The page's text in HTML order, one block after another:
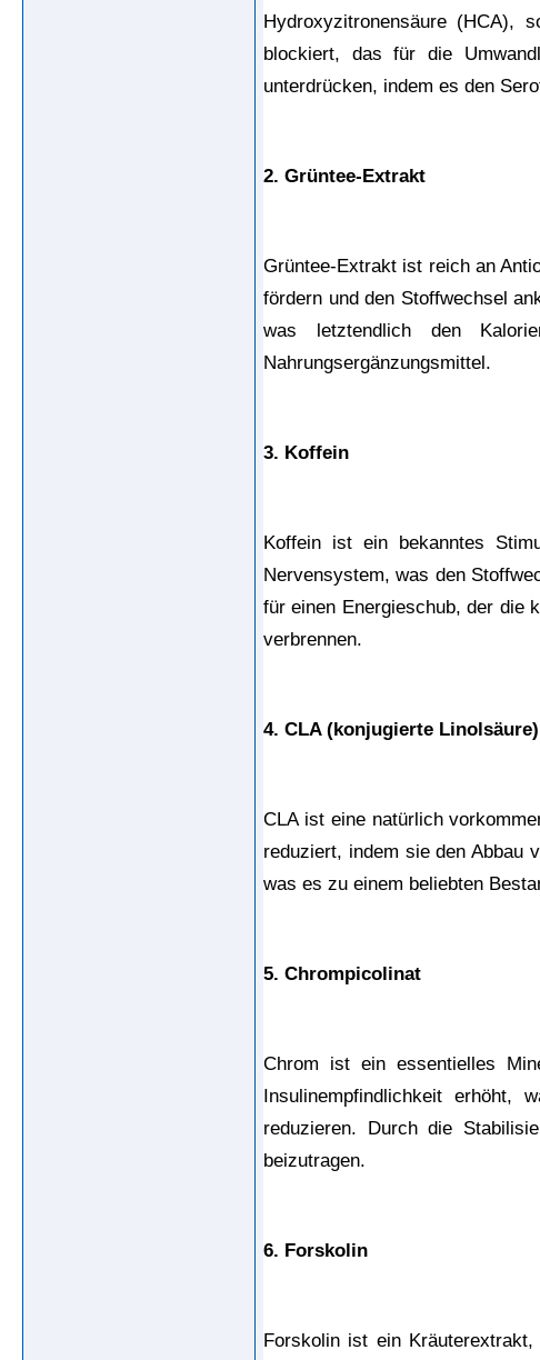
Hydroxyzitronensäure (HCA),
blockiert, das für die
unterdrücken, indem es den
2. Grüntee-Extrakt
Grüntee-Extrakt ist reich an
fördern und den Stoffwechsel
was letztendlich den
Nahrungsergänzungsmittel.
3. Koffein
Koffein ist ein bekanntes
Nervensystem, was den
für einen Energieschub, der die
verbrennen.
4. CLA (konjugierte Linolsäure)
CLA ist eine natürlich
reduziert, indem sie den Abbau
was es zu einem beliebten
5. Chrompicolinat
Chrom ist ein essentielles
Insulinempfindlichkeit erhöht,
reduzieren. Durch die
beizutragen.
6. Forskolin
Forskolin ist ein